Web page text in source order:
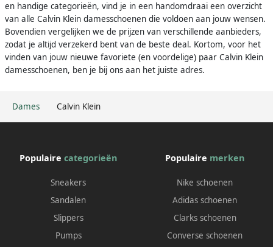
Dames Calvin Klein
en handige categorieën, vind je in een handomdraai een overzicht
van alle Calvin Klein damesschoenen die voldoen aan jouw wensen.
Bovendien vergelijken we de prijzen van verschillende aanbieders,
zodat je altijd verzekerd bent van de beste deal. Kortom, voor het
vinden van jouw nieuwe favoriete (en voordelige) paar Calvin Klein
damesschoenen, ben je bij ons aan het juiste adres.
Populaire categorieën
Sneakers
Sandalen
Slippers
Pumps
Populaire merken
Nike schoenen
Adidas schoenen
Clarks schoenen
Converse schoenen